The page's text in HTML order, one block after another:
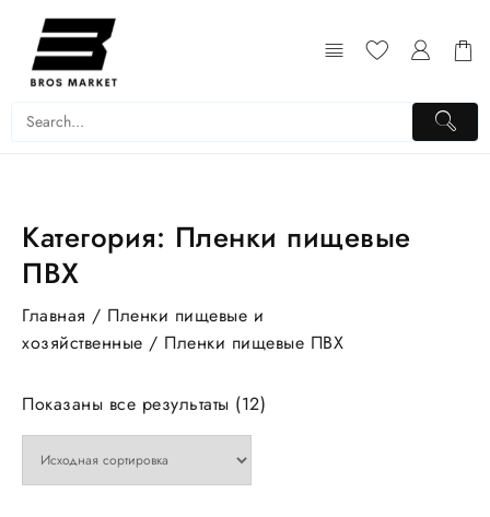
Перейти
содержимому
Категория: Пленки пищевые
ПВХ
Главная / Пленки пищевые и
хозяйственные / Пленки пищевые ПВХ
Показаны все результаты (12)